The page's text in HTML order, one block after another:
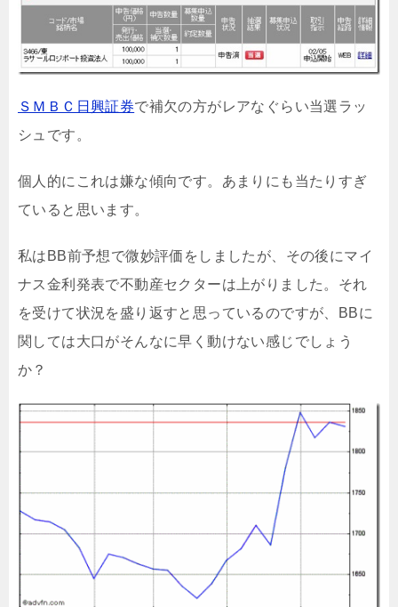
ＳＭＢＣ日興証券で補欠の方がレアなぐらい当選ラッ
シュです。
個人的にこれは嫌な傾向です。あまりにも当たりすぎ
ていると思います。
私はBB前予想で微妙評価をしましたが、その後にマイ
ナス金利発表で不動産セクターは上がりました。それ
を受けて状況を盛り返すと思っているのですが、BBに
関しては大口がそんなに早く動けない感じでしょう
か？